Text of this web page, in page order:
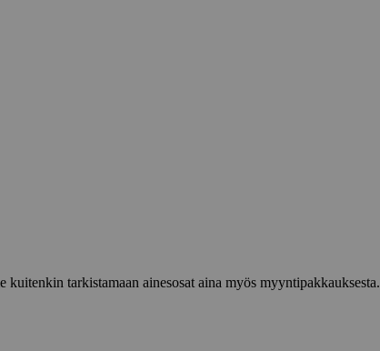
tarkistamaan ainesosat aina myös myyntipakkauksesta.